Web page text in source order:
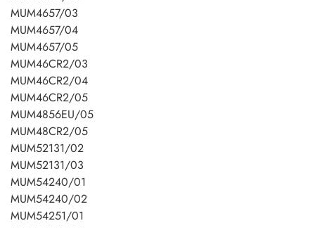
MUM4657/03
MUM4657/04
MUM4657/05
MUM46CR2/03
MUM46CR2/04
MUM46CR2/05
MUM4856EU/05
MUM48CR2/05
MUM52131/02
MUM52131/03
MUM54240/01
MUM54240/02
MUM54251/01